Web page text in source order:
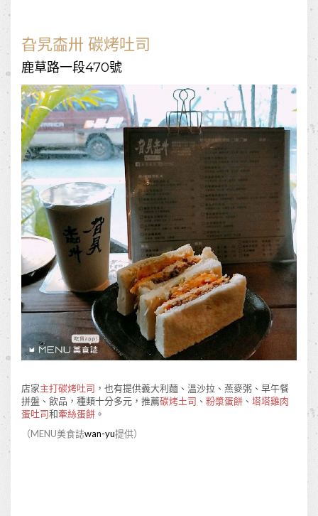
旮旯楍卅 碳烤吐司
鹿草路一段470號
店家主打碳烤吐司 ，也有提供義大利麵、溫沙拉、燕麥粥、早午餐
拼盤、飲品，種類十分多元，推薦碳烤土司 、 粉漿蛋餅 、 塔塔雞肉
蛋吐司和牽絲蛋餅 。
（MENU美食誌wan-yu提供）